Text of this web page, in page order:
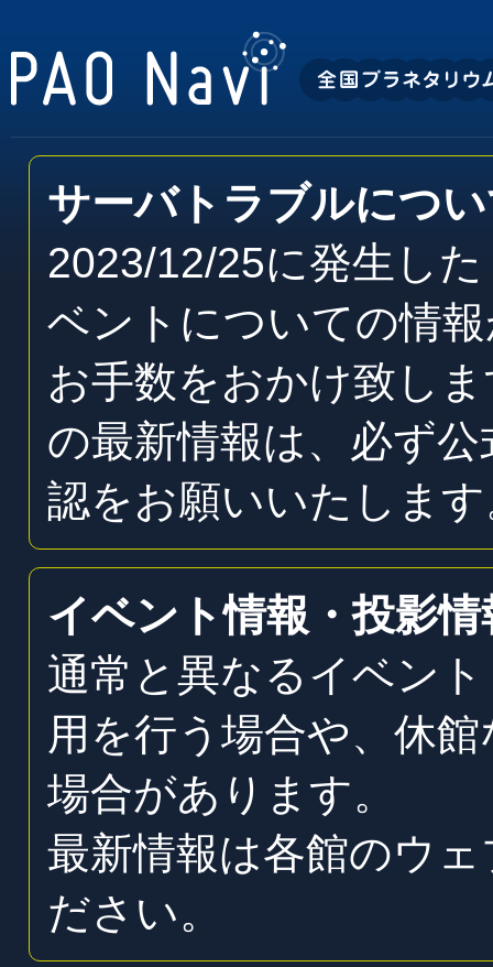
サーバトラブルにつ
2023/12/25に発生し
ベントについての情
お手数をおかけ致し
の最新情報は、必ず
認をお願いいたしま
イベント情報・投影
通常と異なるイベン
用を行う場合や、休
場合があります。
最新情報は各館のウ
ださい。